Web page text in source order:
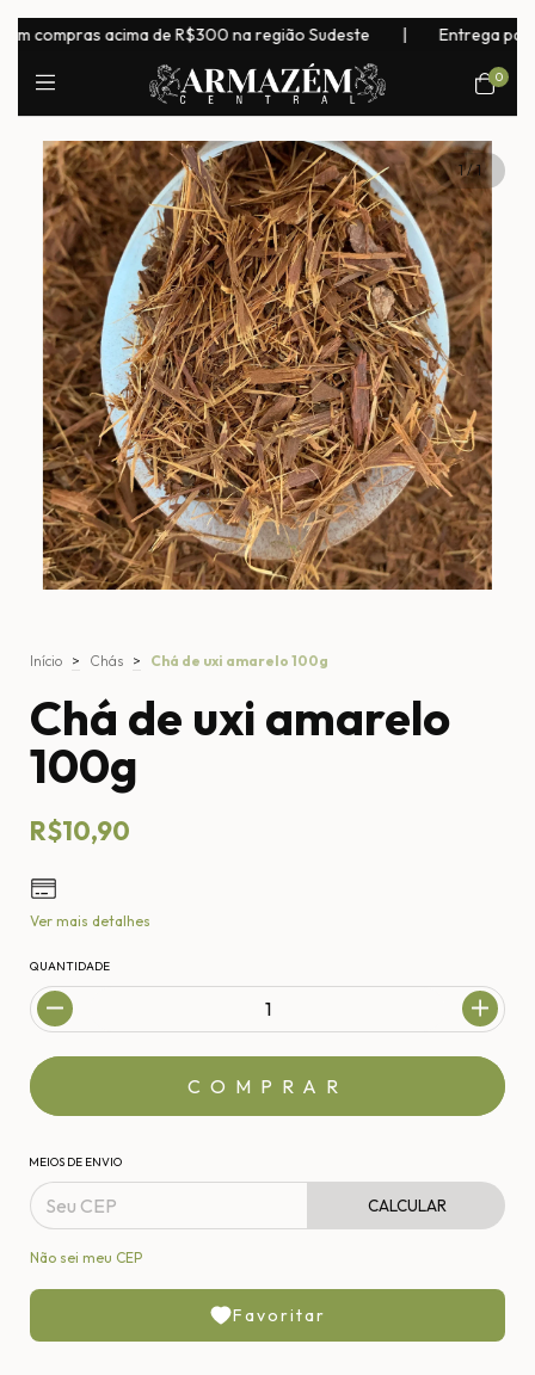
compras acima de R$300 na região Sudeste Entrega para
0
1/1
Início > Chás > Chá de uxi amarelo 100g
Chá de uxi amarelo
100g
R$10,90
Ver mais detalhes
QUANTIDADE
MEIOS DE ENVIO
CALCULAR
Não sei meu CEP
Favoritar